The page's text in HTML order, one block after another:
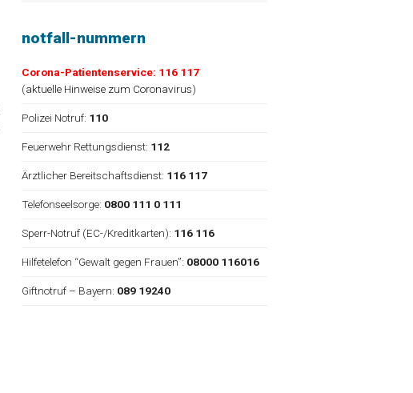
notfall-nummern
Corona-Patientenservice: 116 117
(aktuelle Hinweise zum Coronavirus)
Polizei Notruf: 110
Feuerwehr Rettungsdienst: 112
Ärztlicher Bereitschaftsdienst: 116 117
Telefonseelsorge: 0800 111 0 111
Sperr-Notruf (EC-/Kreditkarten): 116 116
Hilfetelefon “Gewalt gegen Frauen”: 08000 116016
Giftnotruf – Bayern: 089 19240